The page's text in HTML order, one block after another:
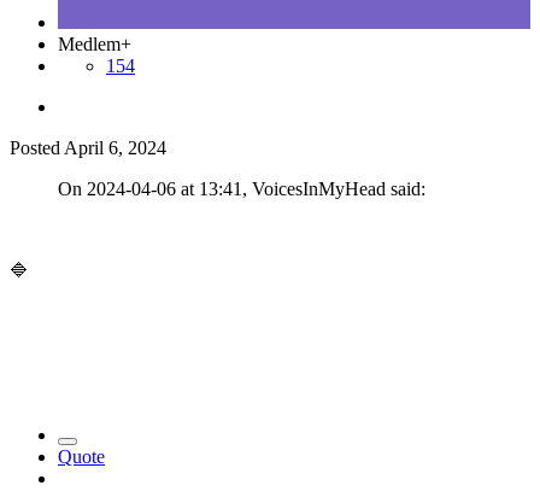
Medlem+
154
Posted April 6, 2024
On 2024-04-06 at 13:41, VoicesInMyH ea d said:
🔷
Quote